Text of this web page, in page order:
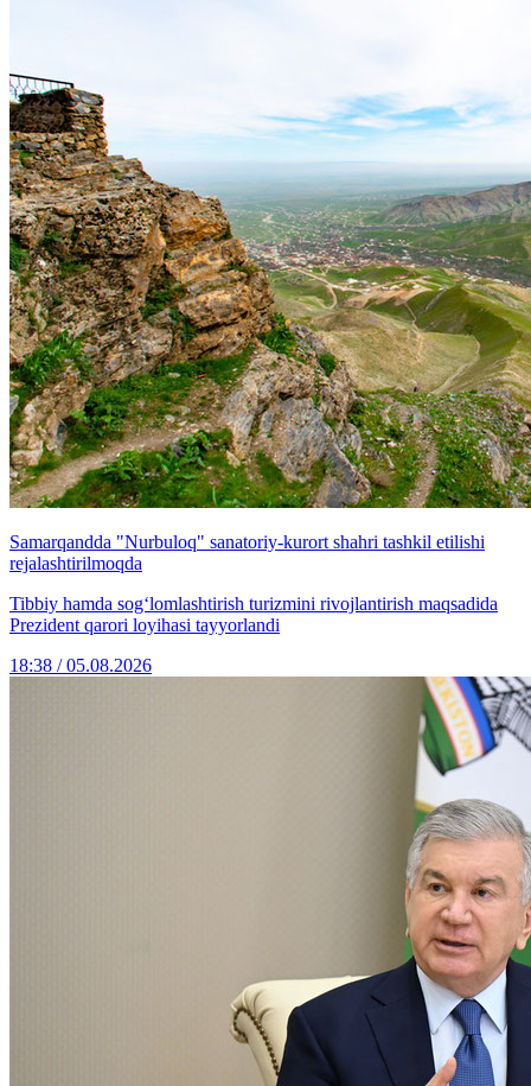
Samarqandda "Nurbuloq" sanatoriy-kurort shahri tashkil etilishi
rejalashtirilmoqda
Tibbiy hamda sog‘lomlashtirish turizmini rivojlantirish maqsadida
Prezident qarori loyihasi tayyorlandi
18:38 / 05.08.2026